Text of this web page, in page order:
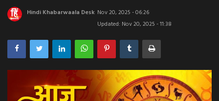
व्यापार व्यवसाय
राजनीती
मनोरंजन
Hindi Khabarwaala Desk Nov 20, 2025 - 06:26
Updated: Nov 20, 2025 - 11:38